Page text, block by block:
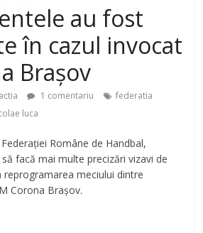
au fost
în cazul invocat
Brașov
1 comentariu
federatia
luca
Române de Handbal,
facă mai multe precizări vizavi de
meciului dintre
Corona Brașov.